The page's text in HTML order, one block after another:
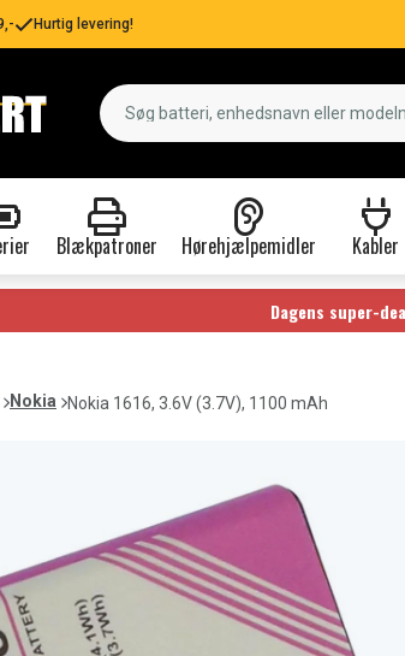
Hurtig levering!
Blækpatroner Hørehjælpemidler Kabler
Dagens super-
Nokia Nokia 1616, 3.6V (3.7V), 1100 mAh